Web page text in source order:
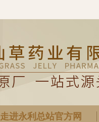
走进永利总站官方网